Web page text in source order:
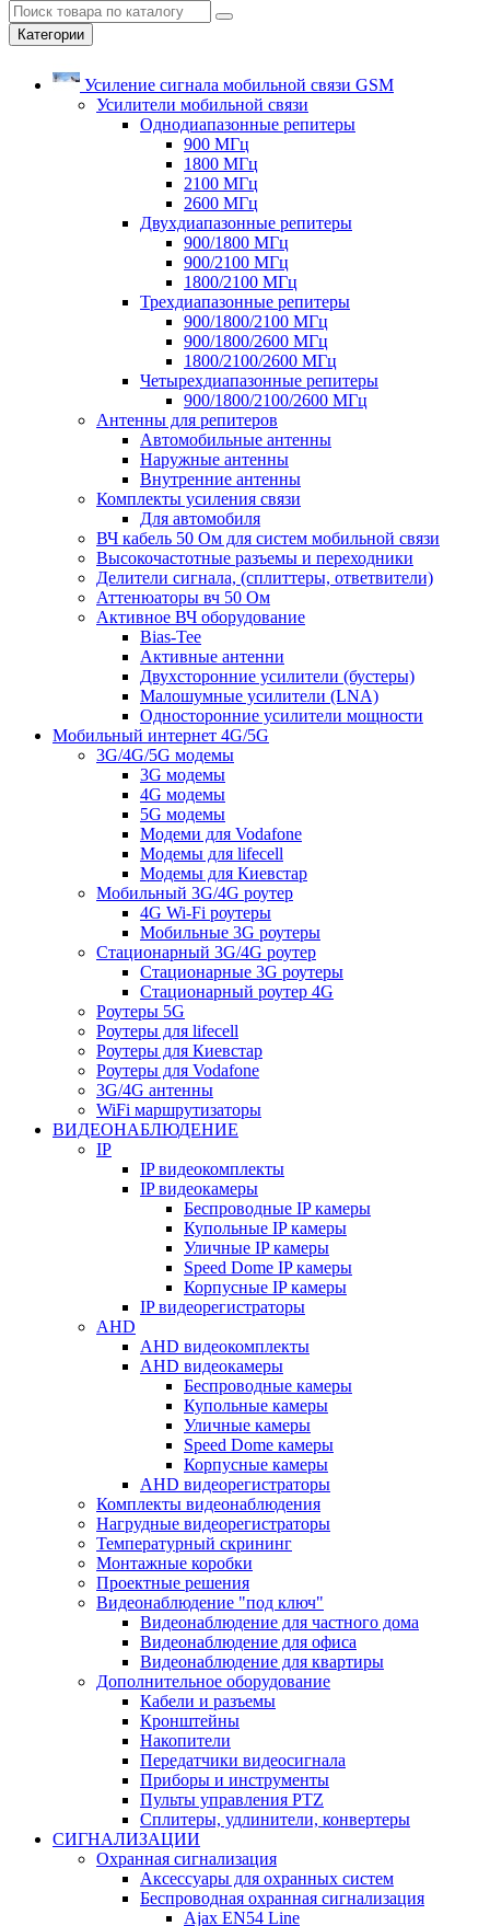
Категории
Усиление сигнала мобильной связи GSM
Усилители мобильной связи
Однодиапазонные репитеры
900 МГц
1800 МГц
2100 МГц
2600 МГц
Двухдиапазонные репитеры
900/1800 МГц
900/2100 МГц
1800/2100 МГц
Трехдиапазонные репитеры
900/1800/2100 МГц
900/1800/2600 МГц
1800/2100/2600 МГц
Четырехдиапазонные репитеры
900/1800/2100/2600 МГц
Антенны для репитеров
Автомобильные антенны
Наружные антенны
Внутренние антенны
Комплекты усиления связи
Для автомобиля
ВЧ кабель 50 Ом для систем мобильной связи
Высокочастотные разъемы и переходники
Делители сигнала, (сплиттеры, ответвители)
Аттенюаторы вч 50 Ом
Активное ВЧ оборудование
Bias-Tee
Активные антенни
Двухсторонние усилители (бустеры)
Малошумные усилители (LNA)
Односторонние усилители мощности
Мобильный интернет 4G/5G
3G/4G/5G модемы
3G модемы
4G модемы
5G модемы
Модеми для Vodafone
Модемы для lifecell
Модемы для Киевстар
Мобильный 3G/4G роутер
4G Wi-Fi роутеры
Мобильные 3G роутеры
Стационарный 3G/4G роутер
Стационарные 3G роутеры
Стационарный роутер 4G
Роутеры 5G
Роутеры для lifecell
Роутеры для Киевстар
Роутеры для Vodafone
3G/4G антенны
WiFi маршрутизаторы
ВИДЕОНАБЛЮДЕНИЕ
IP
IP видеокомплекты
IP видеокамеры
Беспроводные IP камеры
Купольные IP камеры
Уличные IP камеры
Speed Dome IP камеры
Корпусные IP камеры
IP видеорегистраторы
AHD
AHD видеокомплекты
AHD видеокамеры
Беспроводные камеры
Купольные камеры
Уличные камеры
Speed Dome камеры
Корпусные камеры
AHD видеорегистраторы
Комплекты видеонаблюдения
Нагрудные видеорегистраторы
Температурный скрининг
Монтажные коробки
Проектные решения
Видеонаблюдение "под ключ"
Видеонаблюдение для частного дома
Видеонаблюдение для офиса
Видеонаблюдение для квартиры
Дополнительное оборудование
Кабели и разъемы
Кронштейны
Накопители
Передатчики видеосигнала
Приборы и инструменты
Пульты управления PTZ
Сплитеры, удлинители, конвертеры
СИГНАЛИЗАЦИИ
Охранная сигнализация
Аксессуары для охранных систем
Беспроводная охранная сигнализация
Ajax EN54 Line